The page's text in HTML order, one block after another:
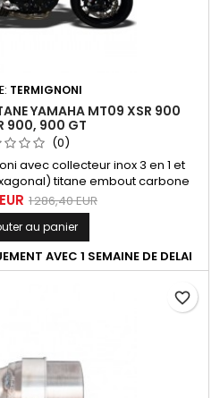
TERMIGNONI
YAMAHA MT09 XSR 900
900, 900 GT
(0)
avec collecteur inox 3 en 1 et
titane embout carbone
XSR 900 et Tracer 900. Système
option Y102CAT (vendu
Yamaha MT09 2014, 2015,
XSR 900 2015, 2016, 2017, 2018,
Tracer 900 2015,...
1 286,40 EUR
au panier
AVEC 1 SEMAINE DE DELAI
favorite_border